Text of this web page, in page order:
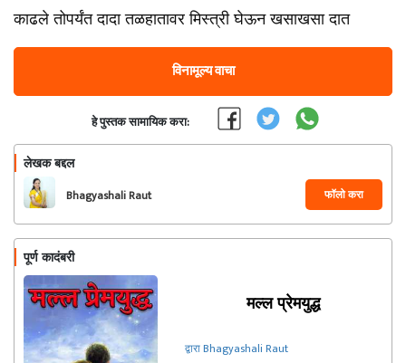
काढले तोपर्यंत दादा तळहातावर मिस्त्री घेऊन खसाखसा दात
विनामूल्य वाचा
हे पुस्तक सामायिक करा:
लेखक बद्दल
Bhagyashali Raut फॉलो करा
पूर्ण कादंबरी
मल्ल प्रेमयुद्ध
द्वारा Bhagyashali Raut